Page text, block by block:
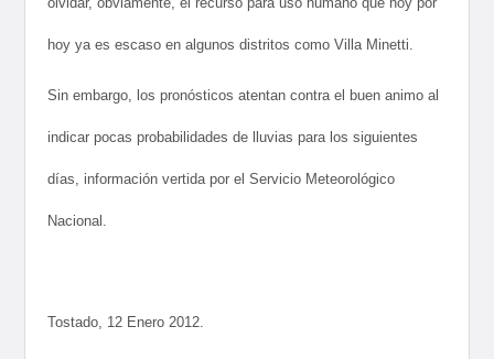
hoy ya es escaso en algunos distritos como Villa Minetti.
Sin embargo, los pronósticos atentan contra el buen animo al
indicar pocas probabilidades de lluvias para los siguientes
días, información vertida por el Servicio Meteorológico
Nacional.
Tostado, 12 Enero 2012.